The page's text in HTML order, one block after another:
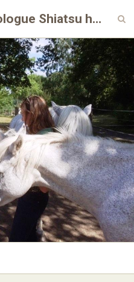
Psychanalyste Ethologue Shiatsu humain & équin | Émotions - Douleurs - Périnatalité | Saumur Nort-sur-Erdre & Grand Ouest